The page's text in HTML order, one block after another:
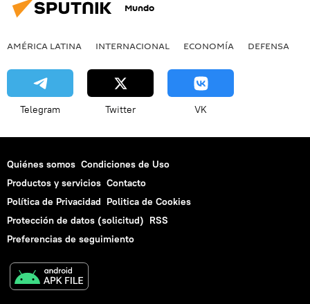
Mundo
AMÉRICA LATINA INTERNACIONAL ECONOMÍA DEFENSA
Telegram Twitter VK
Quiénes somos Condiciones de Uso
Productos y servicios Contacto
Política de Privacidad Politica de Cookies
Protección de datos (solicitud) RSS
Preferencias de seguimiento